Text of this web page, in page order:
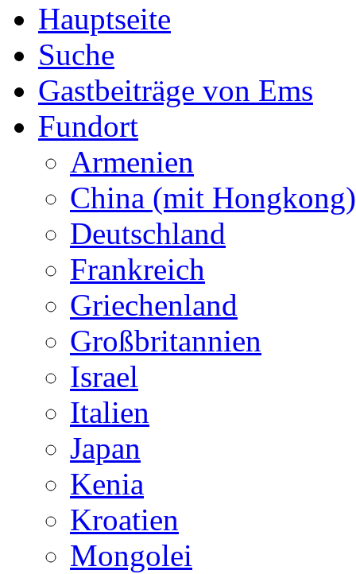
Hauptseite
Suche
Gastbeiträge von Ems
Fundort
Armenien
China (mit Hongkong)
Deutschland
Frankreich
Griechenland
Großbritannien
Israel
Italien
Japan
Kenia
Kroatien
Mongolei